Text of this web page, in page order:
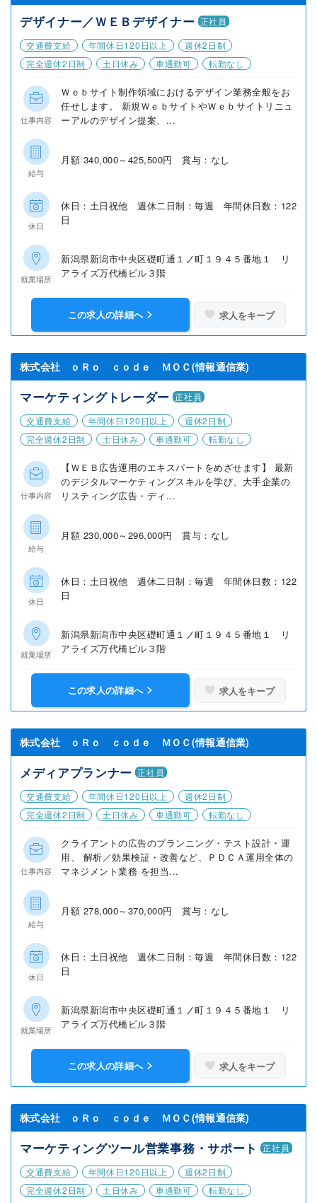
デザイナー／ＷＥＢデザイナー 正社員
交通費支給
年間休日120日以上
週休2日制
完全週休2日制
土日休み 車通勤可 転勤なし
仕事内容
Ｗｅｂサイト制作領域におけるデザイン業務全般をお
任せします。 新規ＷｅｂサイトやＷｅｂサイトリニュ
ーアルのデザイン提案、...
給与
月額 340,000～425,500円 賞与：なし
休日
休日：土日祝他 週休二日制：毎週 年間休日数：122
日
就業場所
新潟県新潟市中央区礎町通１ノ町１９４５番地１ リ
アライズ万代橋ビル３階
この求人の詳細へ 求人をキープ
株式会社 ｏＲｏ ｃｏｄｅ ＭＯＣ(情報通信業)
マーケティングトレーダー 正社員
交通費支給
年間休日120日以上
週休2日制
完全週休2日制
土日休み 車通勤可 転勤なし
仕事内容
【ＷＥＢ広告運用のエキスパートをめざせます】 最新
のデジタルマーケティングスキルを学び、大手企業の
リスティング広告・ディ...
給与
月額 230,000～296,000円 賞与：なし
休日
休日：土日祝他 週休二日制：毎週 年間休日数：122
日
就業場所
新潟県新潟市中央区礎町通１ノ町１９４５番地１ リ
アライズ万代橋ビル３階
この求人の詳細へ 求人をキープ
株式会社 ｏＲｏ ｃｏｄｅ ＭＯＣ(情報通信業)
メディアプランナー 正社員
交通費支給
年間休日120日以上
週休2日制
完全週休2日制
土日休み 車通勤可 転勤なし
仕事内容
クライアントの広告のプランニング・テスト設計・運
用、 解析／効果検証・改善など、ＰＤＣＡ運用全体の
マネジメント業務 を担当...
給与
月額 278,000～370,000円 賞与：なし
休日
休日：土日祝他 週休二日制：毎週 年間休日数：122
日
就業場所
新潟県新潟市中央区礎町通１ノ町１９４５番地１ リ
アライズ万代橋ビル３階
この求人の詳細へ 求人をキープ
株式会社 ｏＲｏ ｃｏｄｅ ＭＯＣ(情報通信業)
マーケティングツール営業事務・サポート
正社員
交通費支給
年間休日120日以上
週休2日制
完全週休2日制
土日休み 車通勤可 転勤なし